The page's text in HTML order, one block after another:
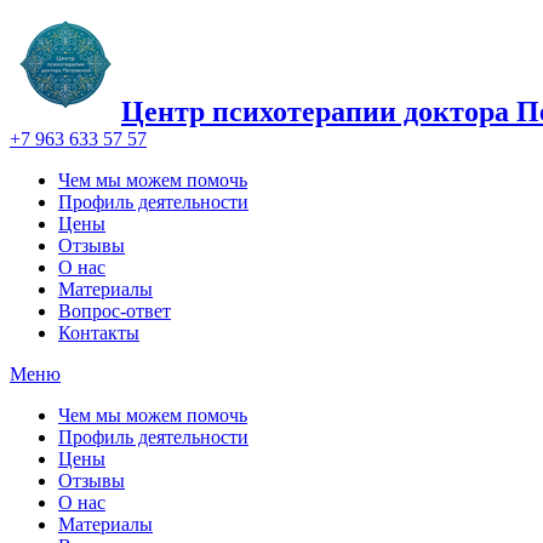
Центр психотерапии доктора
+7 963 633 57 57
Чем мы можем помочь
Профиль деятельности
Цены
Отзывы
О нас
Материалы
Вопрос-ответ
Контакты
Меню
Чем мы можем помочь
Профиль деятельности
Цены
Отзывы
О нас
Материалы